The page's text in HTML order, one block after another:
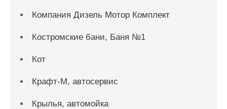
Компания Дизель Мотор Комплект
Костромские бани, Баня №1
Кот
Крафт-М, автосервис
Крылья, автомойка